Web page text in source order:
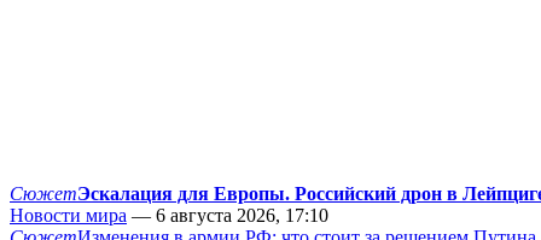
СюжетЭскалация для Европы. Российский дрон в
Новости мира — 6 августа 2026, 17:10